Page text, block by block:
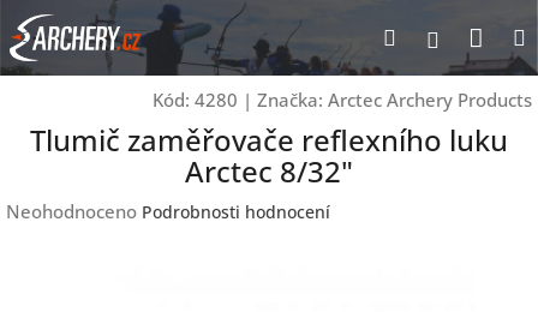
Přejít
na
obsah
Hledat
Kód: 4280 | Značka: Arctec Archery Products
Tlumič zaměřovače reflexního luku
Arctec 8/32"
Průměrné
Neohodnoceno Podrobnosti hodnocení